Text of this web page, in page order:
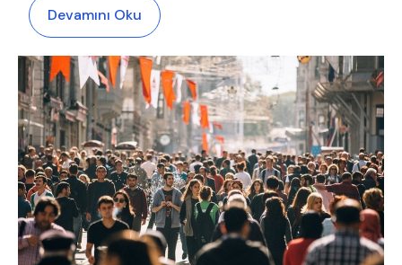
Devamını Oku